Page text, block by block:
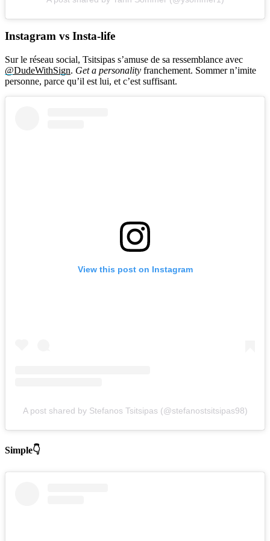
Instagram vs Insta-life
Sur le réseau social, Tsitsipas s’amuse de sa ressemblance avec
@DudeWithSign. Get a personality franchement. Sommer n’imite
personne, parce qu’il est lui, et c’est suffisant.
View this post on Instagram
A post shared by Stefanos Tsitsipas (@stefanostsitsipas98)
Simple👇